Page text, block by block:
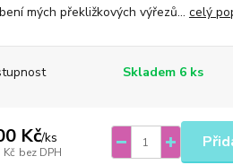
mých překližkových výřezů... celý
Skladem 6 ks
Kč/ks
Kč bez DPH